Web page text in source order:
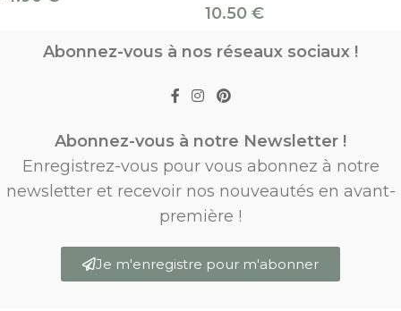
10.50 €
Abonnez-vous à nos réseaux sociaux !
Abonnez-vous à notre Newsletter !
Enregistrez-vous pour vous abonnez à notre
newsletter et recevoir nos nouveautés en avant-
première !
Je m'enregistre pour m'abonner